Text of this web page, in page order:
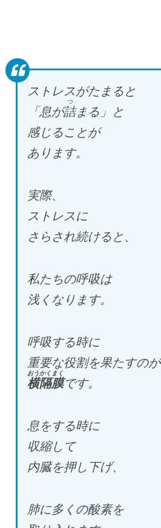
ストレスがたまると
「息が詰
つ
まる」と
感じることが
あります。
実際、
ストレスに
さらされ続けると、
私たちの呼吸は
浅くなります。
呼吸する時に
重要な役割を果たすのが
横隔膜
おうかくまく
です。
息をする時に
収縮して
内臓を押し下げ、
肺に多くの酸素を